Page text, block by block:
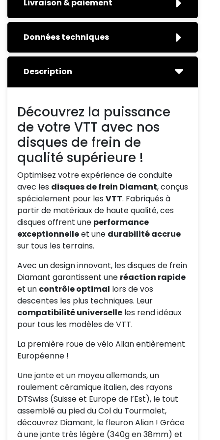
Livraison & paiement
Données techniques
Description
Découvrez la puissance
de votre VTT avec nos
disques de frein de
qualité supérieure !
Optimisez votre expérience de conduite
avec les disques de frein Diamant, conçus
spécialement pour les VTT. Fabriqués à
partir de matériaux de haute qualité, ces
disques offrent une performance
exceptionnelleet une durabilité accrue
sur tous les terrains.
Avec un design innovant, les disques de frein
Diamant garantissent une réaction rapide
et un contrôle optimal lors de vos
descentes les plus techniques. Leur
compatibilité universelle les rend idéaux
pour tous les modèles de VTT.
La première roue de vélo Alian entièrement
Européenne !
Une jante et un moyeu allemands, un
roulement céramique italien, des rayons
DTSwiss (Suisse et Europe de l’Est), le tout
assemblé au pied du Col du Tourmalet,
découvrez Diamant, le fleuron Alian ! Grâce
à une jante très légère (340g en 38mm) et